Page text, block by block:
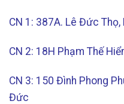
CN 1: 387A. Lê Đức Thọ,
CN 2: 18H Phạm Thế
CN 3: 150 Đình Phong
Đức